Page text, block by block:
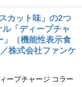
カット味」の2つ
「ディープチャ
」（機能性表示食
株式会社ファンケ
ープチャージ コラー